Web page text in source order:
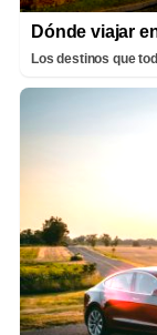
Dónde viajar
Los destinos que